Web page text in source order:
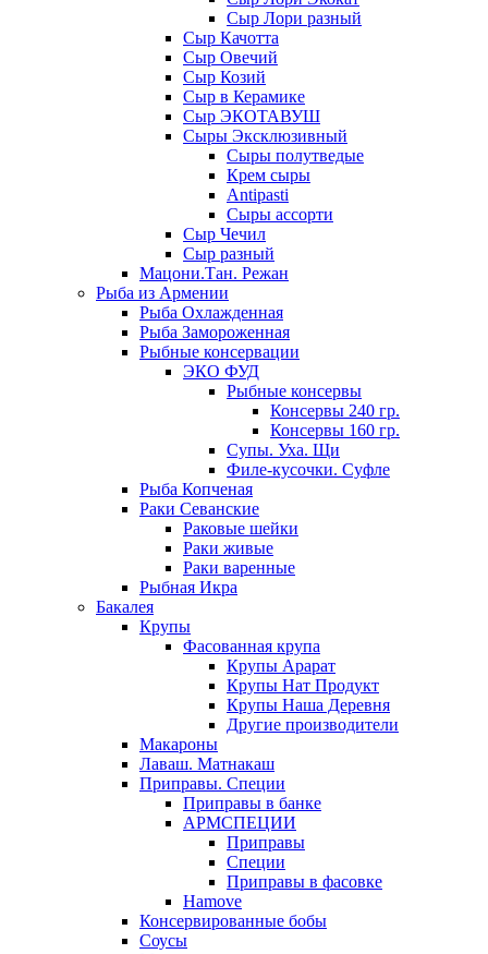
Сыр Лори разный
Сыр Качотта
Сыр Овечий
Сыр Козий
Сыр в Керамике
Сыр ЭКОТАВУШ
Сыры Эксклюзивный
Сыры полутведые
Крем сыры
Antipasti
Сыры ассорти
Сыр Чечил
Сыр разный
Мацони.Тан. Режан
Рыба из Армении
Рыба Охлажденная
Рыба Замороженная
Рыбные консервации
ЭКО ФУД
Рыбные консервы
Консервы 240 гр.
Консервы 160 гр.
Супы. Уха. Щи
Филе-кусочки. Суфле
Рыба Копченая
Раки Севанские
Раковые шейки
Раки живые
Раки варенные
Рыбная Икра
Бакалея
Крупы
Фасованная крупа
Крупы Арарат
Крупы Нат Продукт
Крупы Наша Деревня
Другие производители
Макароны
Лаваш. Матнакаш
Приправы. Специи
Приправы в банке
АРМСПЕЦИИ
Приправы
Специи
Приправы в фасовке
Hamove
Консервированные бобы
Соусы